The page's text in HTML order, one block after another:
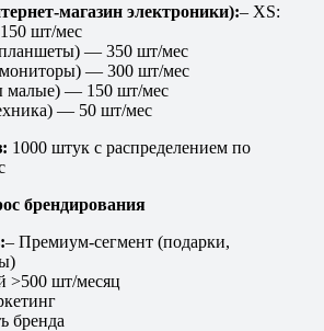
магазин электроники):– XS:
шт/мес
— 350 шт/мес
мониторы) — 300 шт/мес
малые) — 150 шт/мес
— 50 шт/мес
1000 штук с распределением по
брендирования
– Премиум-сегмент (подарки,
>500 шт/месяц
бренда